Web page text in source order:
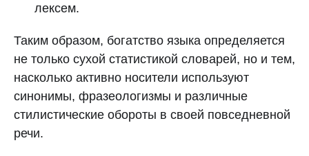
лексем.
Таким образом, богатство языка определяется
не только сухой статистикой словарей, но и тем,
насколько активно носители используют
синонимы, фразеологизмы и различные
стилистические обороты в своей повседневной
речи.